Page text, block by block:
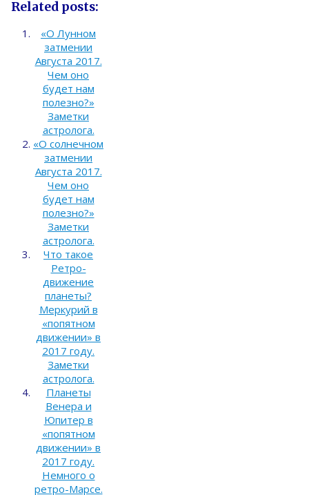
Related posts:
«О Лунном
затмении
Августа 2017.
Чем оно
будет нам
полезно?»
Заметки
астролога.
«О солнечном
затмении
Августа 2017.
Чем оно
будет нам
полезно?»
Заметки
астролога.
Что такое
Ретро-
движение
планеты?
Меркурий в
«попятном
движении» в
2017 году.
Заметки
астролога.
Планеты
Венера и
Юпитер в
«попятном
движении» в
2017 году.
Немного о
ретро-Марсе.